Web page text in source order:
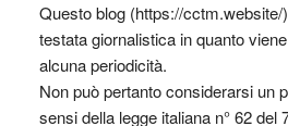
Questo blog (https://
testata giornalistica in quanto
alcuna periodicità.
Non può pertanto considerarsi un
sensi della legge italiana n° 62 del